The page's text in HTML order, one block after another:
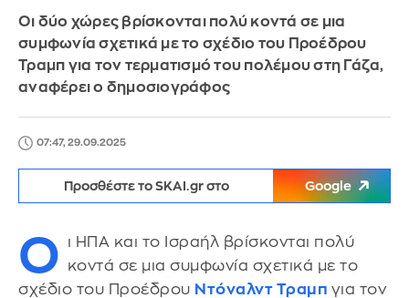
Οι δύο χώρες βρίσκονται πολύ κοντά σε μια
συμφωνία σχετικά με το σχέδιο του Προέδρου
Τραμπ για τον τερματισμό του πολέμου στη Γάζα,
αναφέρει ο δημοσιογράφος
07:47, 29.09.2025
Προσθέστε το SKAI.gr στο Google
Ο
ι ΗΠΑ και το Ισραήλ βρίσκονται πολύ
κοντά σε μια συμφωνία σχετικά με το
σχέδιο του Προέδρου Ντόναλντ Τραμπ για τον